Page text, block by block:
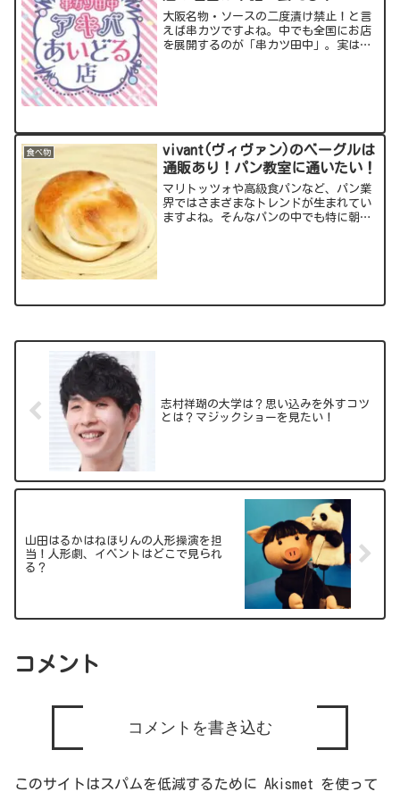
大阪名物・ソースの二度漬け禁止！と言
えば串カツですよね。中でも全国にお店
を展開するのが「串カツ田中」。実はオ
食べ物
vivant(ヴィヴァン)のベーグルは
通販あり！パン教室に通いたい！
マリトッツォや高級食パンなど、パン業
界ではさまざまなトレンドが生まれてい
ますよね。そんなパンの中でも特に朝食
志村祥瑚の大学は？思い込みを外すコツ
とは？マジックショーを見たい！
山田はるかはねほりんの人形操演を担
当！人形劇、イベントはどこで見られ
る？
コメント
コメントを書き込む
このサイトはスパムを低減するために Akismet を使って